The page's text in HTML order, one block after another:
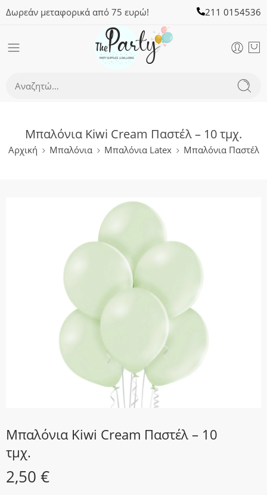
Δωρεάν μεταφορικά από 75 ευρώ! 211 0154536
Μπαλόνια Kiwi Cream Παστέλ – 10 τμχ.
Αρχική Μπαλόνια Μπαλόνια Latex Μπαλόνια Παστέλ
Μπαλόνια Kiwi Cream Παστέλ – 10
τμχ.
2,50 €